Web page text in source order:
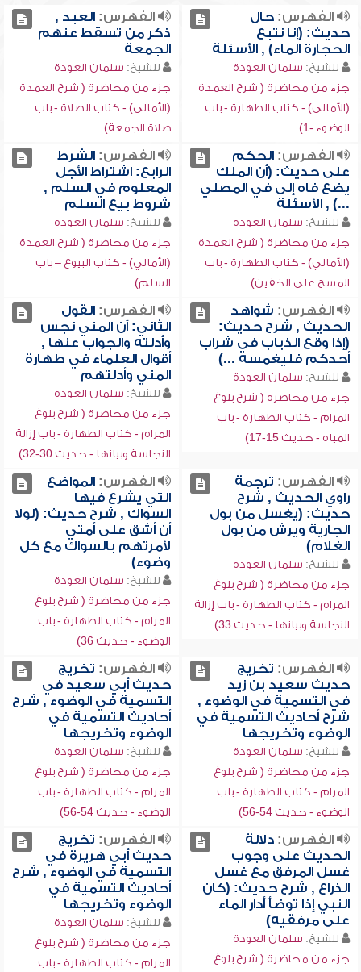
الفهرس:حال
حديث: (إنا نتبع
الحجارة الماء) , الأسئلة
للشيخ: سلمان العودة
جزء من محاضرة ( شرح العمدة
(الأمالي) - كتاب الطهارة - باب
الوضوء -1)
الفهرس:العبد ,
ذكر من تسقط عنهم
الجمعة
للشيخ: سلمان العودة
جزء من محاضرة ( شرح العمدة
(الأمالي) - كتاب الصلاة - باب
صلاة الجمعة)
الفهرس:الحكم
على حديث: (أن الملك
يضع فاه إلى في المصلي
...) , الأسئلة
للشيخ: سلمان العودة
جزء من محاضرة ( شرح العمدة
(الأمالي) - كتاب الطهارة - باب
المسح على الخفين)
الفهرس:الشرط
الرابع: اشتراط الأجل
المعلوم في السلم ,
شروط بيع السلم
للشيخ: سلمان العودة
جزء من محاضرة ( شرح العمدة
(الأمالي) - كتاب البيوع – باب
السلم)
الفهرس: شواهد
الحديث , شرح حديث:
(إذا وقع الذباب في شراب
أحدكم فليغمسه ...)
للشيخ: سلمان العودة
جزء من محاضرة ( شرح بلوغ
المرام - كتاب الطهارة - باب
المياه - حديث 15-17)
الفهرس:القول
الثاني: أن المني نجس
وأدلته والجواب عنها ,
أقوال العلماء في طهارة
المني وأدلتهم
للشيخ: سلمان العودة
جزء من محاضرة ( شرح بلوغ
المرام - كتاب الطهارة - باب إزالة
النجاسة وبيانها - حديث 30-32)
الفهرس: ترجمة
راوي الحديث , شرح
حديث: (يغسل من بول
الجارية ويرش من بول
الغلام)
للشيخ: سلمان العودة
جزء من محاضرة ( شرح بلوغ
المرام - كتاب الطهارة - باب إزالة
النجاسة وبيانها - حديث 33)
الفهرس:المواضع
التي يشرع فيها
السواك , شرح حديث: (لولا
أن أشق على أمتي
لأمرتهم بالسواك مع كل
وضوء)
للشيخ: سلمان العودة
جزء من محاضرة ( شرح بلوغ
المرام - كتاب الطهارة - باب
الوضوء - حديث 36)
الفهرس: تخريج
حديث سعيد بن زيد
في التسمية في الوضوء ,
شرح أحاديث التسمية في
الوضوء وتخريجها
للشيخ: سلمان العودة
جزء من محاضرة ( شرح بلوغ
المرام - كتاب الطهارة - باب
الوضوء - حديث 54-56)
الفهرس: تخريج
حديث أبي سعيد في
التسمية في الوضوء , شرح
أحاديث التسمية في
الوضوء وتخريجها
للشيخ: سلمان العودة
جزء من محاضرة ( شرح بلوغ
المرام - كتاب الطهارة - باب
الوضوء - حديث 54-56)
الفهرس:دلالة
الحديث على وجوب
غسل المرفق مع غسل
الذراع , شرح حديث: (كان
النبي إذا توضأ أدار الماء
على مرفقيه)
للشيخ: سلمان العودة
جزء من محاضرة ( شرح بلوغ
الفهرس: تخريج
حديث أبي هريرة في
التسمية في الوضوء , شرح
أحاديث التسمية في
الوضوء وتخريجها
للشيخ: سلمان العودة
جزء من محاضرة ( شرح بلوغ
المرام - كتاب الطهارة - باب